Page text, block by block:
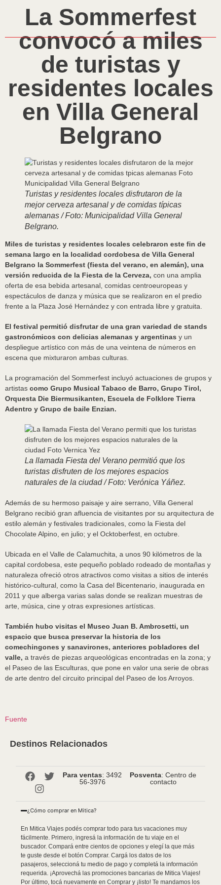
La Sommerfest
convocó a miles
de turistas y
residentes locales
en Villa General
Belgrano
Turistas y residentes locales disfrutaron de la
mejor cerveza artesanal y de comidas típicas
alemanas / Foto: Municipalidad Villa General
Belgrano.
Miles de turistas y residentes locales celebraron este fin de
semana largo en la localidad cordobesa de Villa General
Belgrano la Sommerfest (fiesta del verano, en alemán), una
versión reducida de la Fiesta de la Cerveza, con una amplia
oferta de esa bebida artesanal, comidas centroeuropeas y
espectáculos de danza y música que se realizaron en el predio
frente a la Plaza José Hernández y con entrada libre y gratuita.
El festival permitió disfrutar de una gran variedad de stands
gastronómicos con delicias alemanas y argentinas y un
despliegue artístico con más de una veintena de números en
escena que mixturaron ambas culturas.
La programación del Sommerfest incluyó actuaciones de grupos y
artistas como Grupo Musical Tabaco de Barro, Grupo Tirol,
Orquesta Die Biermusikanten, Escuela de Folklore Tierra
Adentro y Grupo de baile Enzian.
La llamada Fiesta del Verano permitió que los
turistas disfruten de los mejores espacios
naturales de la ciudad / Foto: Verónica Yáñez.
Además de su hermoso paisaje y aire serrano, Villa General
Belgrano recibió gran afluencia de visitantes por su arquitectura de
estilo alemán y festivales tradicionales, como la Fiesta del
Chocolate Alpino, en julio; y el Ocktoberfest, en octubre.
Ubicada en el Valle de Calamuchita, a unos 90 kilómetros de la
capital cordobesa, este pequeño poblado rodeado de montañas y
naturaleza ofreció otros atractivos como visitas a sitios de interés
histórico-cultural, como la Casa del Bicentenario, inaugurada en
2011 y que alberga varias salas donde se realizan muestras de
arte, música, cine y otras expresiones artísticas.
También hubo visitas el Museo Juan B. Ambrosetti, un
espacio que busca preservar la historia de los
comechingones y sanavirones, anteriores pobladores del
valle, a través de piezas arqueológicas encontradas en la zona; y
el Paseo de las Esculturas, que pone en valor una serie de obras
de arte dentro del circuito principal del Paseo de los Arroyos.
Fuente
Destinos Relacionados
Para ventas: 3492
56-3976
Posventa: Centro de
contacto
¿Cómo comprar en Mitica?
En Mitica Viajes podés comprar todo para tus vacaciones muy
fácilmente. Primero, ingresá la información de tu viaje en el
buscador. Compará entre cientos de opciones y elegí la que más
te guste desde el botón Comprar. Cargá los datos de los
pasajeros, seleccioná tu medio de pago y completá la información
requerida. ¡Aprovechá las promociones bancarias de Mitica Viajes!
Por último, tocá nuevamente en Comprar y ¡listo! Te mandamos los